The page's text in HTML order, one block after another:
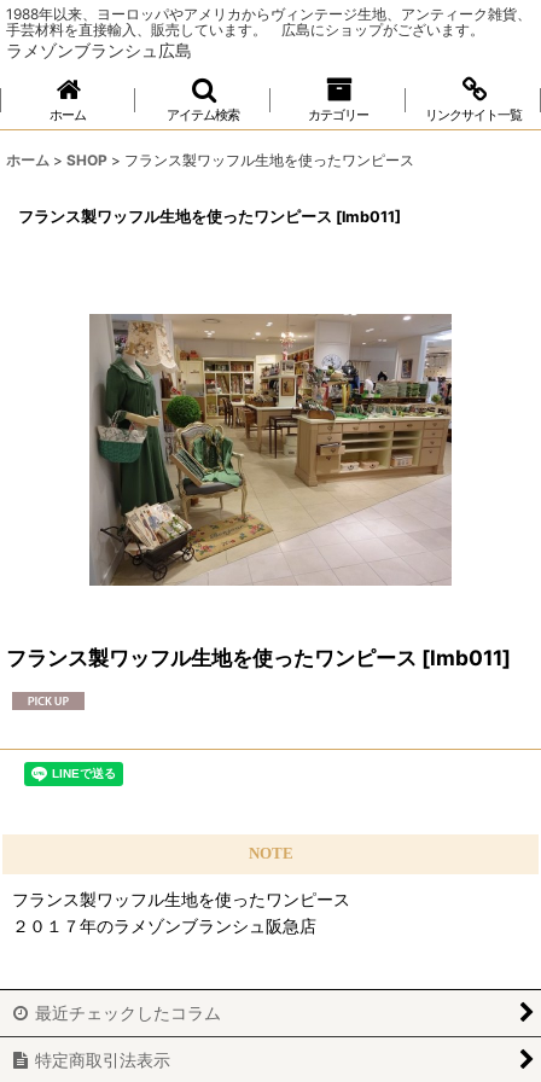
1988年以来、ヨーロッパやアメリカからヴィンテージ生地、アンティーク雑貨、
手芸材料を直接輸入、販売しています。 広島にショップがございます。
ラメゾンブランシュ広島
ホーム アイテム検索 カテゴリー リンクサイト一覧
ホーム > SHOP > フランス製ワッフル生地を使ったワンピース
フランス製ワッフル生地を使ったワンピース [lmb011]
フランス製ワッフル生地を使ったワンピース [lmb011]
NOTE
フランス製ワッフル生地を使ったワンピース
２０１７年のラメゾンブランシュ阪急店
最近チェックしたコラム
特定商取引法表示